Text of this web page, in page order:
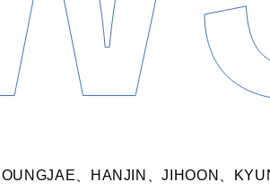
、HANJIN、JIHOON、